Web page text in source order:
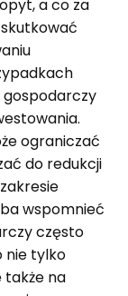
a co za
gospodarczy
ograniczać
do redukcji
wspomnieć
często
nie tylko
także na